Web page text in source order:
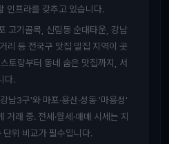
인프라를 갖추고 있습니다.
고기골목, 신림동 순대타운, 강남
리 등 전국구 맛집 밀집 지역이 곳
토랑부터 동네 숨은 맛집까지, 서
다.
남3구'와 마포·용산·성동 '마용성'
래 중. 전세·월세·매매 시세는 지
단위 비교가 필수입니다.